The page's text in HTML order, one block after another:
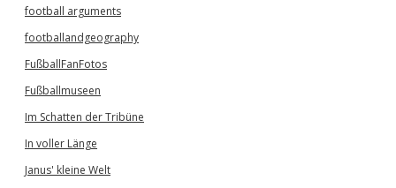
football arguments
footballandgeography
FußballFanFotos
Fußballmuseen
Im Schatten der Tribüne
In voller Länge
Janus' kleine Welt